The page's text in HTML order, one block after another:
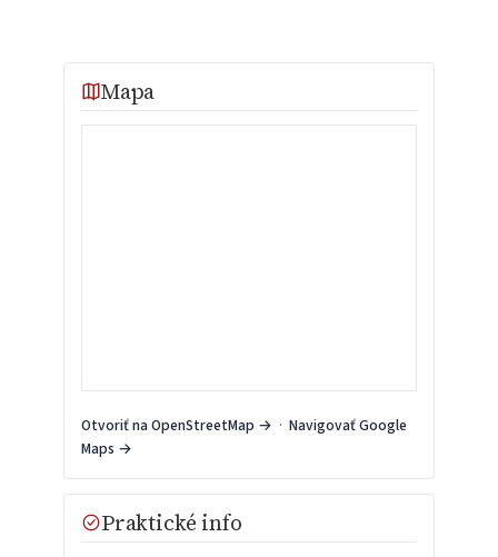
Mapa
Otvoriť na OpenStreetMap → · Navigovať Google
Maps →
Praktické info